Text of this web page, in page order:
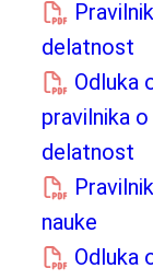
delatnost
Odluka
pravilnika
delatnost
nauke
Odluka